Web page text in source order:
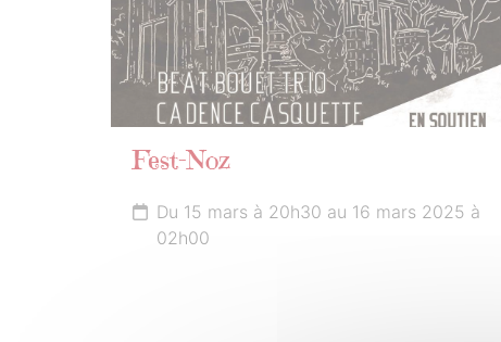
Fest-Noz
Du 15 mars à 20h30 au 16 mars 2025 à
02h00